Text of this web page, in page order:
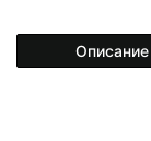
Описание